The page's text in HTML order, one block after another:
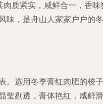
肉质紧实，咸鲜合一，香味
味，是舟山人家家户户的冬
。选用冬季膏红肉肥的梭子
莹剔透，膏体艳红，咸鲜滑